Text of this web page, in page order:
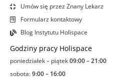
Umów się przez Znany Lekarz
Formularz kontaktowy
Blog Instytutu Holispace
Godziny pracy Holispace
poniedziałek – piątek09:00 – 21:00
sobota:9:00 – 16:00